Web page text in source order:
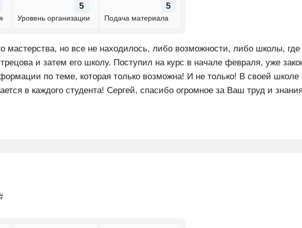
5
Уровень организации
5
Подача материала
мастерства, но все не находилось, либо возможности, либо школы,
и затем его школу. Поступил на курс в начале февраля, уже
по теме, которая только возможна! И не только! В своей
в каждого студента! Сергей, спасибо огромное за Ваш труд и